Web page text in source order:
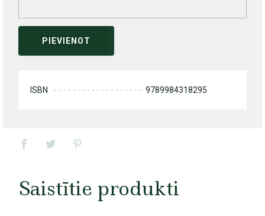
PIEVIENOT
ISBN 9789984318295
Saistītie produkti